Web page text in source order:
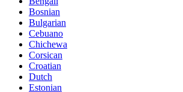
Bosnian
Bulgarian
Cebuano
Chichewa
Corsican
Croatian
Dutch
Estonian